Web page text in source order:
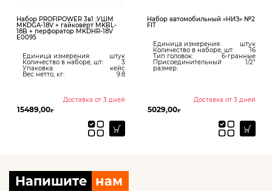
Набор PROFIPOWER 3в1 :УШМ
MKDGA-18V + гайковёрт MKBL-
18B + перфоратор MKDHR-18V
E0095
Единица измерения: штук
Количество в наборе, шт: 3
Упаковка: кейс
Вес нетто, кг: 9.8
Доставка от 3 дней
15489,00₽
Набор автомобильный «НИЗ» №2
FIT
Единица измерения: штук
Количество в наборе, шт: 16
Тип головок: 6-гранные
Присоединительный
размер:
1/2"
Доставка от 3 дней
5029,00₽
Напишите нам